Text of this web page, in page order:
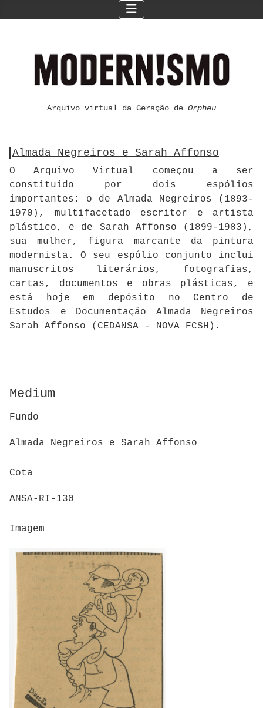
Arquivo virtual da Geração de Orpheu
Almada Negreiros e Sarah Affonso
O Arquivo Virtual começou a ser
constituído por dois espólios
importantes: o de Almada Negreiros (1893-
1970), multifacetado escritor e artista
plástico, e de Sarah Affonso (1899-1983),
sua mulher, figura marcante da pintura
modernista. O seu espólio conjunto inclui
manuscritos literários, fotografias,
cartas, documentos e obras plásticas, e
está hoje em depósito no Centro de
Estudos e Documentação Almada Negreiros
Sarah Affonso (CEDANSA - NOVA FCSH).
Medium
Fundo
Almada Negreiros e Sarah Affonso
Cota
ANSA-RI-130
Imagem